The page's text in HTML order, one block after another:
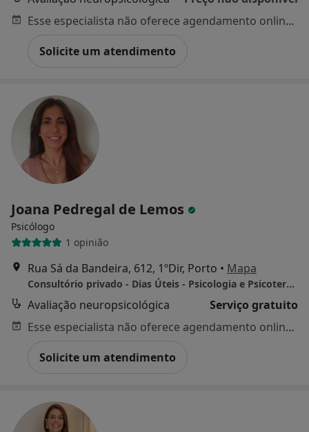
Esse especialista não oferece agendamento online para esse endereço.
Solicite um atendimento
Joana Pedregal de Lemos
Psicólogo
1 opinião
Rua Sá da Bandeira, 612, 1ºDir, Porto • Mapa
Consultório privado - Dias Úteis - Psicologia e Psicoterapia
Avaliação neuropsicológica
Serviço gratuito
Esse especialista não oferece agendamento online para esse endereço.
Solicite um atendimento